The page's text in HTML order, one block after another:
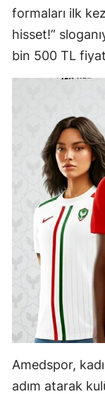
formaları ilk
hisset!”
bin 500 TL
Amedspor,
adım atarak